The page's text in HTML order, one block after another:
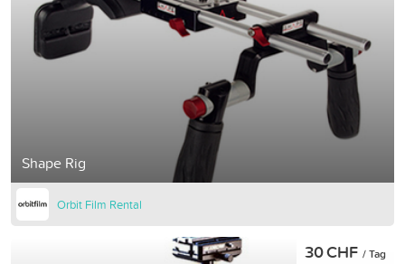
Shape Rig
Orbit Film Rental
30 CHF / Tag